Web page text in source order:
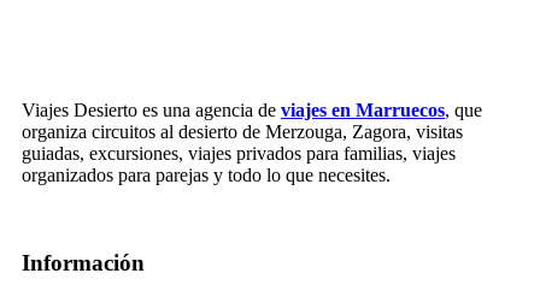
Viajes Desierto es una agencia de viajes en Marruecos, que
organiza circuitos al desierto de Merzouga, Zagora, visitas
guiadas, excursiones, viajes privados para familias, viajes
organizados para parejas y todo lo que necesites.
Información